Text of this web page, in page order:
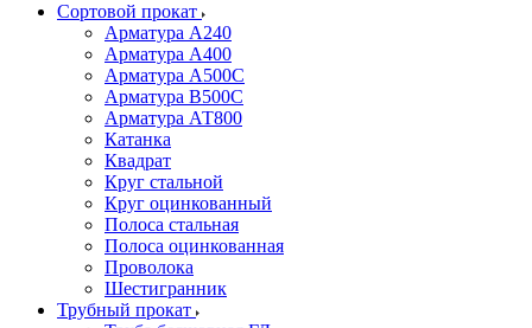
Сортовой прокат
Арматура А240
Арматура А400
Арматура А500C
Арматура В500С
Арматура АТ800
Катанка
Квадрат
Круг стальной
Круг оцинкованный
Полоса стальная
Полоса оцинкованная
Проволока
Шестигранник
Трубный прокат